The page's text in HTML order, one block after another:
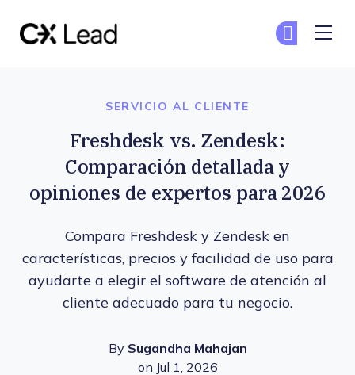
SERVICIO AL CLIENTE
Freshdesk vs. Zendesk:
Comparación detallada y
opiniones de expertos para 2026
Compara Freshdesk y Zendesk en
características, precios y facilidad de uso para
ayudarte a elegir el software de atención al
cliente adecuado para tu negocio.
By Sugandha Mahajan
on Jul 1, 2026